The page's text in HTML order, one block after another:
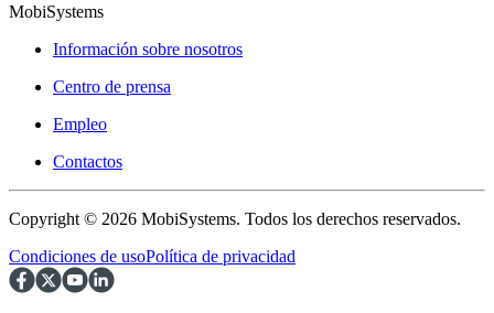
MobiSystems
Información sobre nosotros
Centro de prensa
Empleo
Contactos
Copyright © 2026 MobiSystems. Todos los derechos reservados.
Condiciones de usoPolítica de privacidad